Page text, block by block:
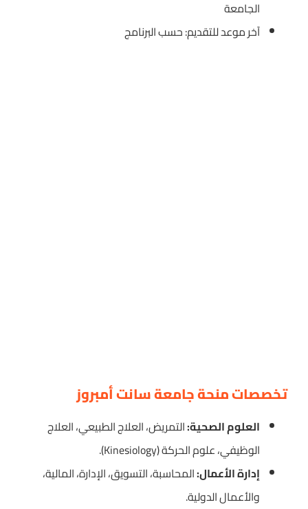
الجامعة
آخر موعد للتقديم: حسب البرنامج
تخصصات منحة جامعة سانت أمبروز
العلوم الصحية:التمريض، العلاج الطبيعي، العلاج
الوظيفي، علوم الحركة (Kinesiology).
إدارة الأعمال:المحاسبة، التسويق، الإدارة، المالية،
والأعمال الدولية.